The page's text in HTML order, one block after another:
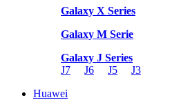
Galaxy X Series
Galaxy M Serie
Galaxy J Series
J7
J6 J5
J3
Huawei